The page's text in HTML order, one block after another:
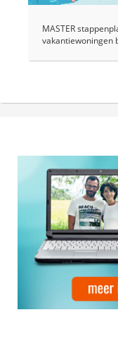
MASTER
vakantiewoningen